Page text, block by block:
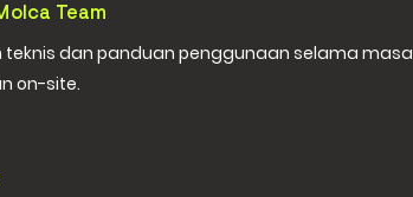
Team
dan panduan penggunaan selama masa
on-site.